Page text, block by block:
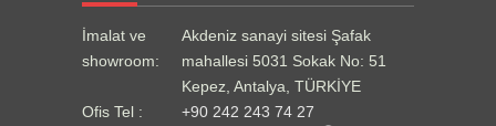
İmalat ve
showroom:
Akdeniz sanayi sitesi Şafak
mahallesi 5031 Sokak No: 51
Kepez, Antalya, TÜRKİYE
Ofis Tel :
+90 242 243 74 27